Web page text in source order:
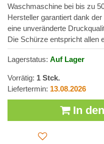
Waschmaschine bei bis zu
Hersteller garantiert dank
eine unveränderte
Die Schürze entspricht allen
Lagerstatus: Auf Lager
Vorrätig: 1 Stck.
Liefertermin: 13.08.2026
In